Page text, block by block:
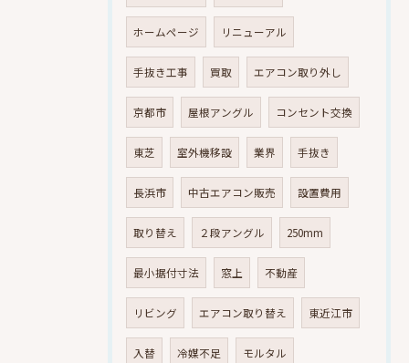
ホームページ リニューアル
手抜き工事 買取 エアコン取り外し
京都市 屋根アングル コンセント交換
東芝 室外機移設 業界 手抜き
長浜市 中古エアコン販売 設置費用
取り替え ２段アングル 250mm
最小据付寸法 窓上 不動産
リビング エアコン取り替え 東近江市
入替 冷媒不足 モルタル